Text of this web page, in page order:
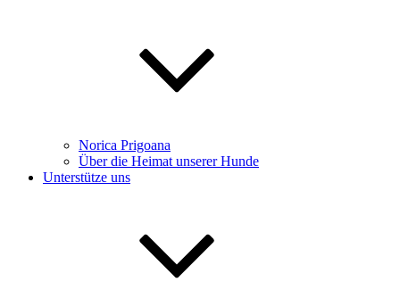
Norica Prigoana
Über die Heimat unserer Hunde
Unterstütze uns